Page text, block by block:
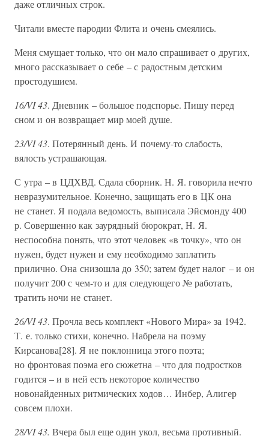
даже отличных строк.
Читали вместе пародии Флита и очень смеялись.
Меня смущает только, что он мало спрашивает о других,
много рассказывает о себе – с радостным детским
простодушием.
16/VI 43. Дневник – большое подспорье. Пишу перед
сном и он возвращает мир моей душе.
23/VI 43. Потерянный день. И почему-то слабость,
вялость устрашающая.
С утра – в ЦДХВД. Сдала сборник. Н. Я. говорила нечто
невразумительное. Конечно, защищать его в ЦК она
не станет. Я подала ведомость, выписала Эйсмонду 400
р. Совершенно как заурядный бюрократ, Н. Я.
неспособна понять, что этот человек «в точку», что он
нужен, будет нужен и ему необходимо заплатить
прилично. Она снизошла до 350; затем будет налог – и он
получит 200 с чем-то и для следующего № работать,
тратить ночи не станет.
26/VI 43. Прочла весь комплект «Нового Мира» за 1942.
Т. е. только стихи, конечно. Набрела на поэму
Кирсанова[28]. Я не поклонница этого поэта;
но фронтовая поэма его сюжетна – что для подростков
годится – и в ней есть некоторое количество
новонайденных ритмических ходов… Инбер, Алигер
совсем плохи.
28/VI 43. Вчера был еще один укол, весьма противный.